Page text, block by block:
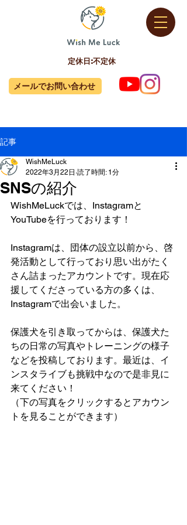
定休日:不定休
メールでお問い合わせ
記事
SNSの紹介
WishMeLuck
2022年3月22日 読了時間: 1分
WishMeLuckでは、Instagramと
YouTubeを行っております！
Instagramは、団体の設立以前から、啓
発活動として行っており思い出がたく
さん詰まったアカウントです。現在応
援してくださっている方の多くは、
Instagramで出会いました。
保護犬を引き取ってからは、保護犬た
ちの日常の写真やトレーニングの様子
などを投稿しております。最近は、イ
ンスタライブも挑戦中なので是非見に
来てください！
（下の写真をクリックするとアカウン
トを見ることができます）